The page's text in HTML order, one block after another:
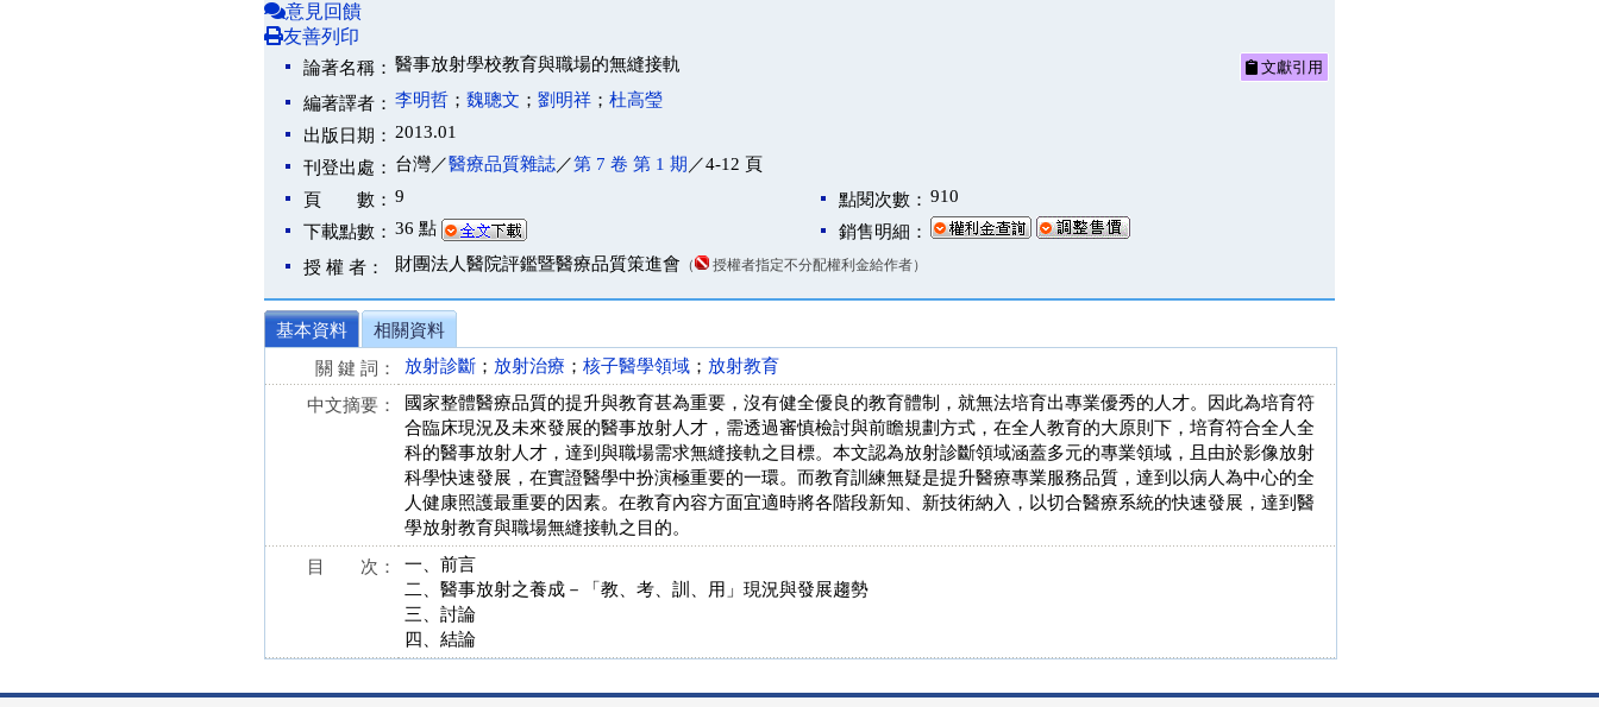
意見回饋
友善列印
論著名稱： 醫事放射學校教育與職場的無縫接軌 文獻引用
編著譯者： 李明哲 ； 魏聰文 ； 劉明祥 ； 杜高瑩
出版日期： 2013.01
刊登出處： 台灣／醫療品質雜誌／第 7 卷 第 1 期 ／4-12 頁
頁 數： 9 點閱次數： 910
下載點數： 36 點
銷售明細：
授 權 者：
財團法人醫院評鑑暨醫療品質策進會 （ 授權者指定不分配權利金給作者）
基本資料
相關資料
關 鍵 詞：
放射診斷 ； 放射治療 ； 核子醫學領域 ； 放射教育
中文摘要：
國家整體醫療品質的提升與教育甚為重要，沒有健全優良的教育體制，就無法培育出專業優秀的人才。因此為培育符
合臨床現況及未來發展的醫事放射人才，需透過審慎檢討與前瞻規劃方式，在全人教育的大原則下，培育符合全人全
科的醫事放射人才，達到與職場需求無縫接軌之目標。本文認為放射診斷領域涵蓋多元的專業領域，且由於影像放射
科學快速發展，在實證醫學中扮演極重要的一環。而教育訓練無疑是提升醫療專業服務品質，達到以病人為中心的全
人健康照護最重要的因素。在教育內容方面宜適時將各階段新知、新技術納入，以切合醫療系統的快速發展，達到醫
學放射教育與職場無縫接軌之目的。
目 次：
一、前言
二、醫事放射之養成－「教、考、訓、用」現況與發展趨勢
三、討論
四、結論